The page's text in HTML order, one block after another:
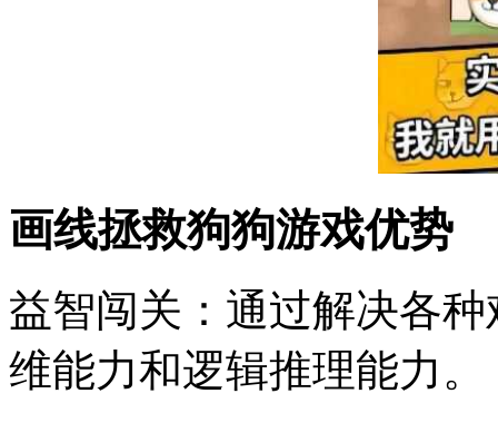
画线拯救狗狗游戏优势
益智闯关：通过解决各
维能力和逻辑推理能力。